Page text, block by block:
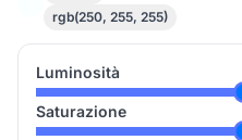
rgb(250, 255, 255)
Luminosità
Saturazione